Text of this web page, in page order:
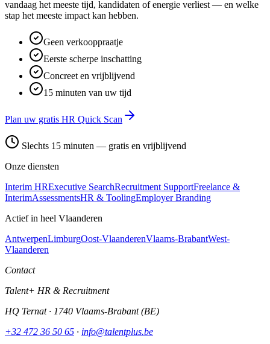
vandaag het meeste tijd, kandidaten of energie verliest — en welke
stap het meeste impact kan hebben.
Geen verkooppraatje
Eerste scherpe inschatting
Concreet en vrijblijvend
15 minuten van uw tijd
Plan uw gratis HR Quick Scan
Slechts 15 minuten — gratis en vrijblijvend
Onze diensten
Interim HRExecutive SearchRecruitment SupportFreelance &
InterimAssessmentsHR & ToolingEmployer Branding
Actief in heel Vlaanderen
AntwerpenLimburgOost-VlaanderenVlaams-BrabantWest-
Vlaanderen
Contact
Talent+ HR & Recruitment
HQ Ternat · 1740 Vlaams-Brabant (BE)
+32 472 36 50 65 · info@talentplus.be